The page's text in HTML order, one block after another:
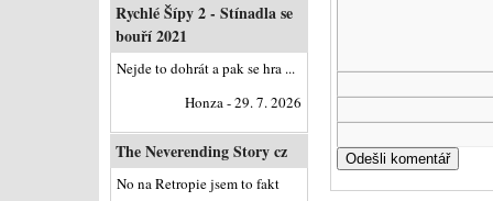
Rychlé Šípy 2 - Stínadla se
bouří 2021
Nejde to dohrát a pak se hra ...
Honza - 29. 7. 2026
The Neverending Story cz
No na Retropie jsem to fakt